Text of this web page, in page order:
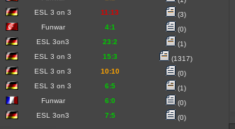
ESL 3 on 3 11:13
(3)
Funwar 4:1
(0)
ESL 3on3 23:2
(1)
ESL 3 on 3 15:3
(1317)
ESL 3 on 3 10:10
(0)
ESL 3 on 3 6:5
(1)
Funwar 6:0
(0)
ESL 3on3 7:5 (0)